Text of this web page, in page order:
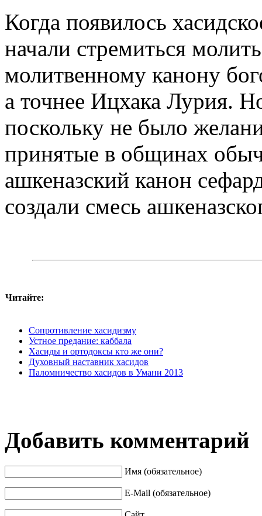
Когда появилось
начали стремиться
молитвенному канону
а точнее Ицхака Лурия.
поскольку не было
принятые в общинах
ашкеназский канон
создали смесь
Читайте:
Сопротивление хасидизму
Устное предание: каббала
Хасиды и ортодоксы кто же они?
Духовный наставник хасидов
Паломничество хасидов в Умани 2013
Добавить комментарий
Имя (обязательное)
E-Mail (обязательное)